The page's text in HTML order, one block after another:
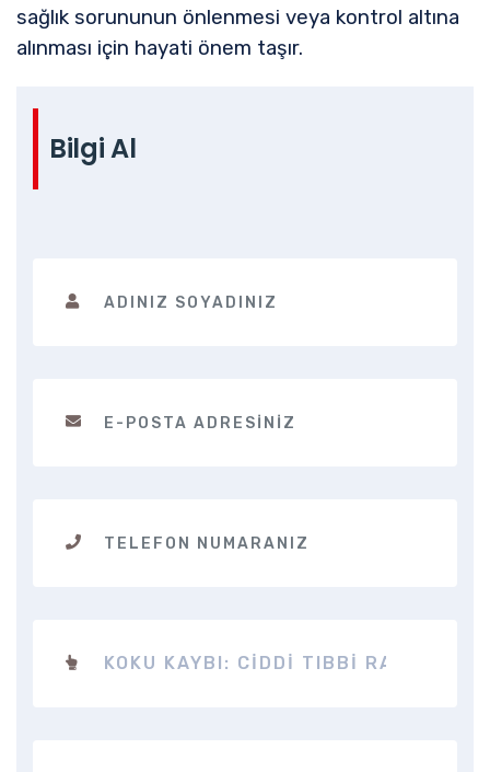
sağlık sorununun önlenmesi veya kontrol altına
alınması için hayati önem taşır.
Bilgi Al